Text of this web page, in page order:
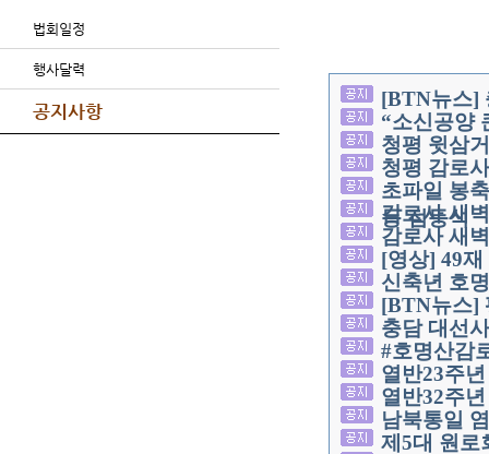
법회일정
행사달력
공지사항
[BTN뉴스]
“소신공양
청평 윗삼
청평 감로
초파일 봉
등 점등식
감로사 새
감로사 새
[영상] 49
신축년 호
[BTN뉴스]
충담 대선
#호명산감
열반23주
열반32주
남북통일
제5대 원로